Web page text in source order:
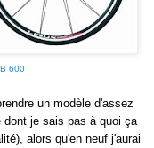
600
un modèle d'assez
dont je sais pas à quoi ça
alors qu'en neuf j'aurai